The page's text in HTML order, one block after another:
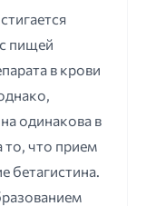
пищей
в крови
одинакова в
то, что прием
бетагистина.